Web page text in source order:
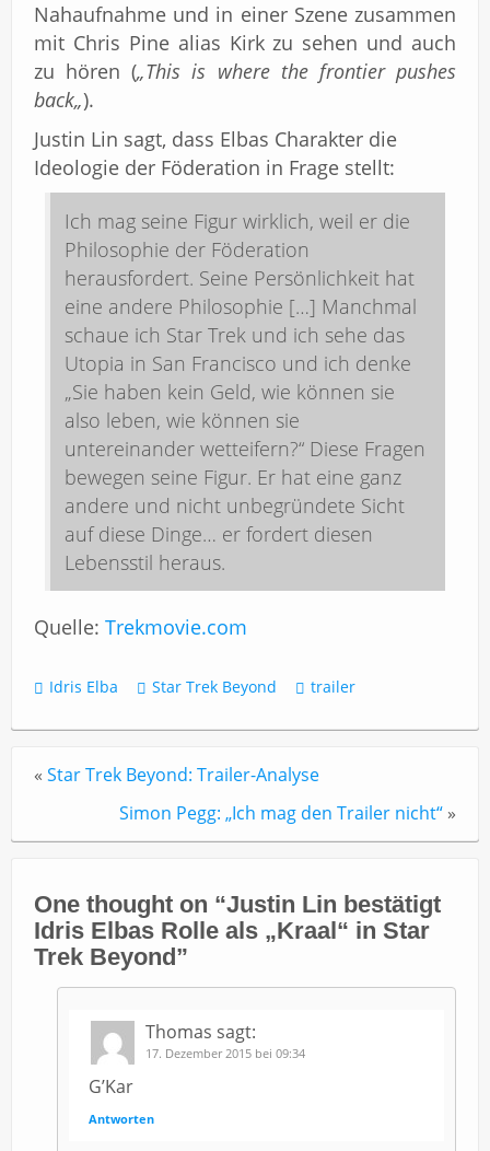
Nahaufnahme und in einer Szene zusammen
mit Chris Pine alias Kirk zu sehen und auch
zu hören („This is where the frontier pushes
back„).
Justin Lin sagt, dass Elbas Charakter die
Ideologie der Föderation in Frage stellt:
Ich mag seine Figur wirklich, weil er die
Philosophie der Föderation
herausfordert. Seine Persönlichkeit hat
eine andere Philosophie […] Manchmal
schaue ich Star Trek und ich sehe das
Utopia in San Francisco und ich denke
„Sie haben kein Geld, wie können sie
also leben, wie können sie
untereinander wetteifern?“ Diese Fragen
bewegen seine Figur. Er hat eine ganz
andere und nicht unbegründete Sicht
auf diese Dinge… er fordert diesen
Lebensstil heraus.
Quelle: Trekmovie.com
Idris Elba Star Trek Beyond trailer
« Star Trek Beyond: Trailer-Analyse
Simon Pegg: „Ich mag den Trailer nicht“ »
One thought on “Justin Lin bestätigt
Idris Elbas Rolle als „Kraal“ in Star
Trek Beyond”
Thomas sagt:
17. Dezember 2015 bei 09:34
G’Kar
Antworten